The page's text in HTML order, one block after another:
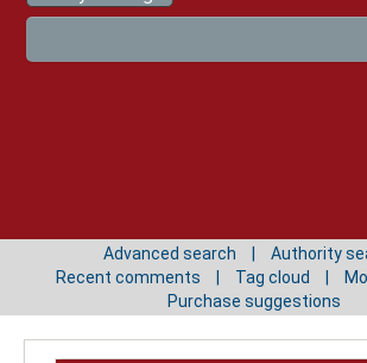
Advanced search
Authority
Recent comments
Tag cloud
Purchase suggestions